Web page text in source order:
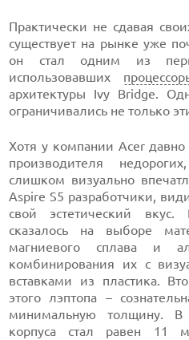
Практически не сдавая
существует на рынке уже
он стал одним из
использовавших
архитектуры Ivy Bridge.
ограничивались не только
Хотя у компании Acer
производителя
слишком визуально
Aspire S5 разработчики,
свой эстетический
сказалось на выборе
магниевого сплава и
комбинирования их с
вставками из пластика.
этого лэптопа –
минимальную толщину. В
корпуса стал равен 11